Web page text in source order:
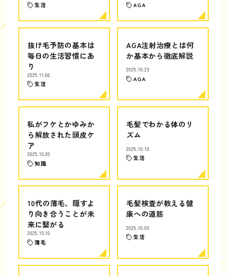
生活 AGA
抜け毛予防の基本は
毎日の生活習慣にあ
り
2025.11.06
生活
AGA注射治療とは何
か基本から徹底解説
2025.10.23
AGA
私がフケとかゆみか
ら解放された頭皮ケ
ア
2025.10.20
知識
毛髪でわかる体のリ
ズム
2025.10.10
生活
10代の薄毛、隠すよ
り向き合うことが未
来に繋がる
2025.10.10
薄毛
毛髪検査が教える健
康への道筋
2025.10.09
生活